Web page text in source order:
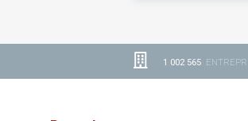
1 002 565